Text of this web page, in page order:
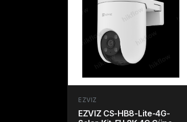
EZVIZ
EZVIZ CS-HB8-Lite-4G-